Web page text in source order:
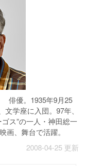
俳優。1935年9月25
学座に入団。97年、
ス”の一人・神田総一
画、舞台で活躍。
2008-04-25 更新